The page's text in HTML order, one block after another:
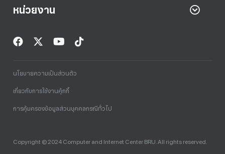
หน่วยงาน
Copyright © 2024 Computer and Internet Center BRU. All rights reserved.
นโยบายความเป็นส่วนตัว
เกี่ยวกับการใช้งานคุ้กกี้
การคุ้มครองข้อมูลส่วนบุคคลกรณีทั่วไป